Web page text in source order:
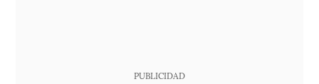
PUBLICIDAD